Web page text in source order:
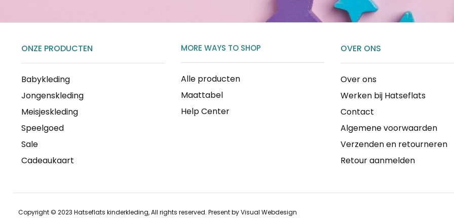
ONZE PRODUCTEN
Babykleding
Jongenskleding
Meisjeskleding
Speelgoed
Sale
Cadeaukaart
MORE WAYS TO SHOP
Alle producten
Maattabel
Help Center
OVER ONS
Over ons
Werken bij Hatseflats
Contact
Algemene voorwaarden
Verzenden en retourneren
Retour aanmelden
Copyright © 2023 Hatseflats kinderkleding, All rights reserved. Present byVisual Webdesign